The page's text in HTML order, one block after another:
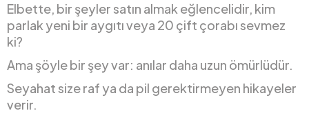
Elbette, bir şeyler satın almak eğlencelidir, kim
parlak yeni bir aygıtı veya 20 çift çorabı sevmez
ki?
Ama şöyle bir şey var: anılar daha uzun ömürlüdür.
Seyahat size raf ya da pil gerektirmeyen hikayeler
verir.